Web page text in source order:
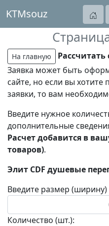
KTMsouz
На главную
Рассчитать
Заявка может быть
сайте, но если вы
заявки, то вам
Введите нужное
дополнительные
Расчет добавится в
товаров).
Элит CDF душевые
Введите размер
Количество (шт.):